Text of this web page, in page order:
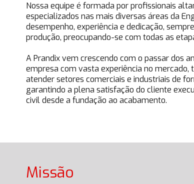
Nossa equipe é formada por profissionais
especializados nas mais diversas áreas da
desempenho, experiência e dedicação,
produção, preocupando-se com todas as
A Prandix vem crescendo com o passar dos
empresa com vasta experiência no mercado,
atender setores comerciais e industriais de
garantindo a plena satisfação do cliente
civil desde a fundação ao acabamento.
Missão